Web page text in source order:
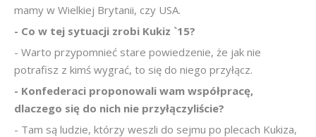
mamy w Wielkiej Brytanii, czy USA.
- Co w tej sytuacji zrobi Kukiz `15?
- Warto przypomnieć stare powiedzenie, że jak nie
potrafisz z kimś wygrać, to się do niego przyłącz.
- Konfederaci proponowali wam współpracę,
dlaczego się do nich nie przyłączyliście?
- Tam są ludzie, którzy weszli do sejmu po plecach Kukiza,